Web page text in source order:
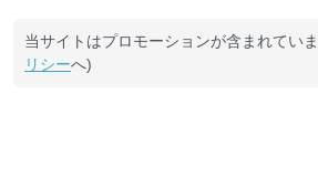
当サイトはプロモーションが含まれてい
リシーへ)